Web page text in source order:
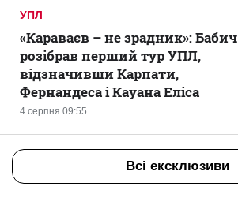
УПЛ
4 серпня 09:55
«Караваєв – не зрадник»: Бабич
розібрав перший тур УПЛ,
відзначивши Карпати,
Фернандеса і Кауана Еліса
Всі ексклюзиви